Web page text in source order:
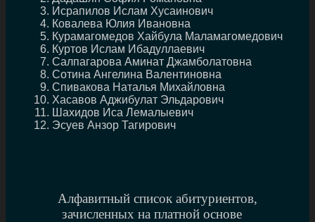
Исрапилов Ислам Хусаинович
Ковалева Юлия Ивановна
Курамагомедов Хайбула Маламагомедович
Куртов Ислам Ибадуллаевич
Салпагарова Аминат Джамболатовна
Сотина Ангелина Валентиновна
Спивакова Наталья Михайловна
Хасавов Аджибулат Эльдарович
Шахидов Иса Лемалыевич
Эсуев Анзор Тагирович
Алфавитный список абитуриентов,
зачисленных на платной основе